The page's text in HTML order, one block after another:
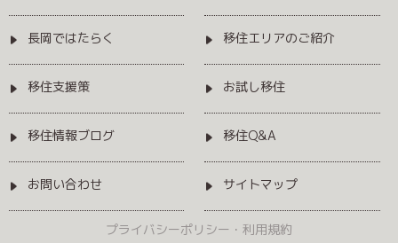
長岡ではたらく
移住支援策
移住情報ブログ
お問い合わせ
移住エリアのご紹介
お試し移住
移住Q&A
サイトマップ
プライバシーポリシー・利用規約